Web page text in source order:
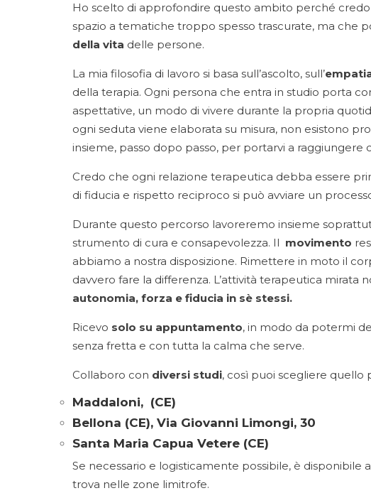
Ho scelto di approfondire questo ambito perché
spazio a tematiche troppo spesso trascurate, ma che
della vita delle persone.
La mia filosofia di lavoro si basa sull’ascolto, sull’
della terapia. Ogni persona che entra in studio porta
aspettative, un modo di vivere durante la propria
ogni seduta viene elaborata su misura, non esistono
insieme, passo dopo passo, per portarvi a raggiungere
Credo che ogni relazione terapeutica debba essere
di fiducia e rispetto reciproco si può avviare un
Durante questo percorso lavoreremo insieme
strumento di cura e consapevolezza. Il movimento
abbiamo a nostra disposizione. Rimettere in moto il
davvero fare la differenza. L’attività terapeutica mirata
autonomia, forza e fiducia in sè stessi.
Ricevo solo su appuntamento, in modo da potermi
senza fretta e con tutta la calma che serve.
Collaboro con diversi studi, così puoi scegliere quello
Maddaloni, (CE)
Bellona (CE), Via Giovanni Limongi, 30
Santa Maria Capua Vetere (CE)
Se necessario e logisticamente possibile, è disponibile
trova nelle zone limitrofe.